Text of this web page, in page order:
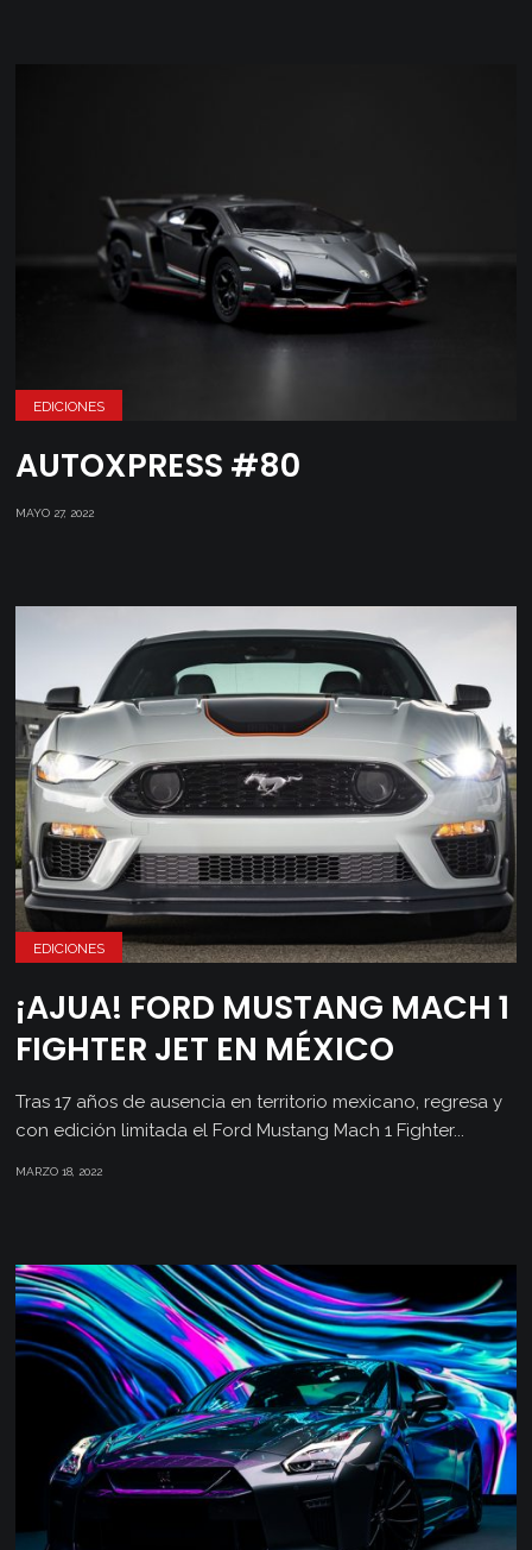
EDICIONES
AUTOXPRESS #80
MAYO 27, 2022
EDICIONES
¡AJUA! FORD MUSTANG MACH 1
FIGHTER JET EN MÉXICO
Tras 17 años de ausencia en territorio mexicano, regresa y
con edición limitada el Ford Mustang Mach 1 Fighter...
MARZO 18, 2022